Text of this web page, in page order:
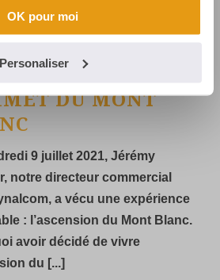
OK pour moi
Personaliser
AU
DU MONT
9 juillet 2021, Jérémy
notre directeur commercial
a vécu une expérience
: l’ascension du Mont Blanc.
avoir décidé de vivre
du [...]